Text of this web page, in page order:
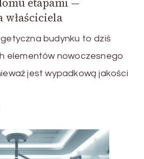
budynku to dziś
elementów nowoczesnego
jest wypadkową jakości